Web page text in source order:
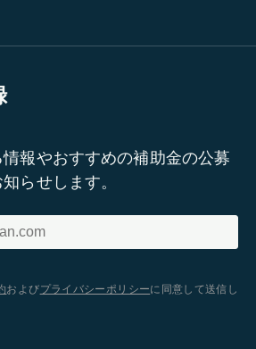
報やおすすめの補助金の公募
らせします。
およびプライバシーポリシーに同意して送信し